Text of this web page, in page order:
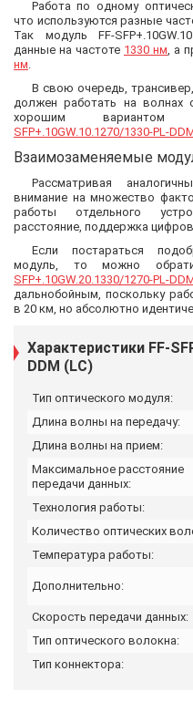
Работа по одному
что используются разные
Так модуль FF-
данные на частоте 1330 нм, а
нм.
В свою очередь,
должен работать на волнах
хорошим
SFP+.10GW.10.1270/1330-PL-
Взаимозаменяемые
Рассматривая
внимание на множество
работы отдельного
расстояние, поддержка
Если постараться
модуль, то можно
SFP+.10GW.20.1330/1270-PL-
дальнобойным, поскольку
в 20 км, но абсолютно
Характеристики FF-
DDM (LC)
Тип оптического модуля:
Длина волны на передачу:
Длина волны на прием:
Максимальное расстояние
передачи данных:
Технология работы:
Количество оптических
Температура работы:
Дополнительно:
Скорость передачи данных:
Тип оптического волокна:
Тип коннектора: